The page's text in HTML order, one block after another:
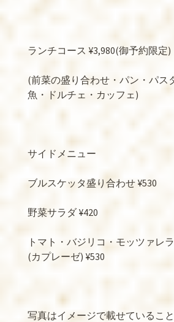
ランチコース ¥3,980(御予約限定)
(前菜の盛り合わせ・パン・パス
魚・ドルチェ・カッフェ)
サイドメニュー
ブルスケッタ盛り合わせ ¥530
野菜サラダ¥420
トマト・バジリコ・モッツァレ
(カプレーゼ) ¥530
写真はイメージで載せているこ